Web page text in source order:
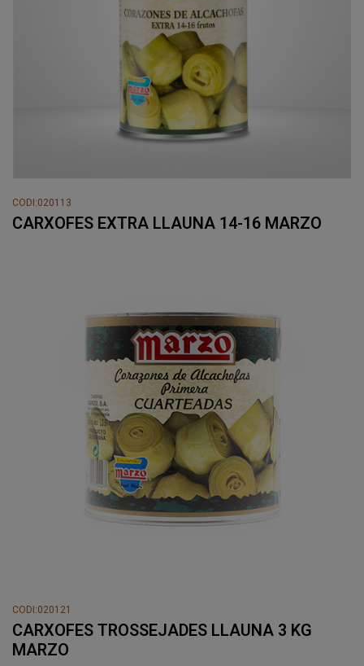
CODI:020113
CARXOFES EXTRA LLAUNA 14-16 MARZO
CODI:020121
CARXOFES TROSSEJADES LLAUNA 3 KG
MARZO